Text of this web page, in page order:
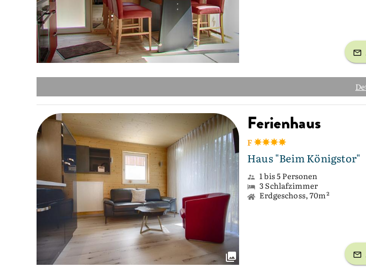
Ferienhaus
F
Haus "Beim Königstor"
1 bis 5 Personen
3 Schlafzimmer
Erdgeschoss, 70m²